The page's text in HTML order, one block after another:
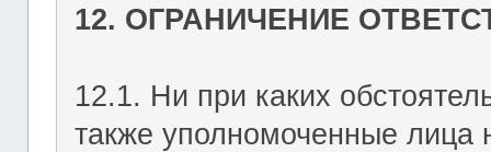
12. ОГРАНИЧЕНИЕ
12.1. Ни при каких
также уполномоченные лица